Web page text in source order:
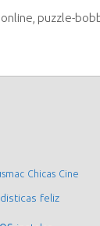
online puzzle-
Chicas Cine
feliz